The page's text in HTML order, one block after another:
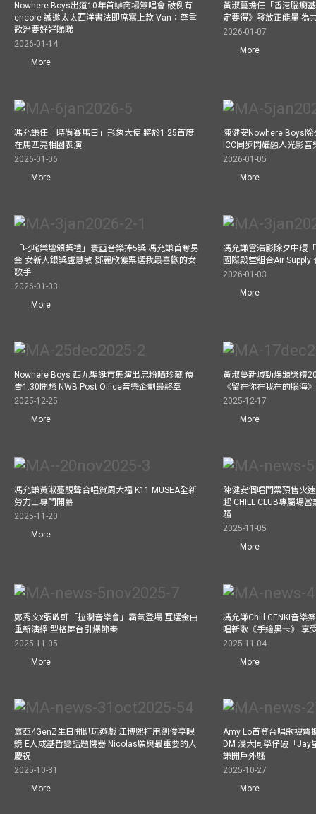
Nowhere Boys出道10年首辦商場簽唱會 破例有
encore 誠邀太太西洋書法即席寫上款 Van：尊重
歌迷要好好睇睇
2026-01-14
More
黃淑蔓擔任「香港腦癇
定要得》發放正能量 為
2026-01-07
More
馮允謙任「時尚賽馬日」形象大使 將於1.25首度
在馬匹亮相圈表演
2026-01-06
More
陳健安Nowhere Boys
ICC同步閃耀融入光影音
2026-01-05
More
「叱咤樂壇頒獎禮」寰亞音樂捧5獎 馮允謙首奪男
金 女新人銀獎盧慧敏 鄧麗欣獲票選我最喜歡的女
歌手
2026-01-03
More
馮允謙雲浩影除夕中環
國際殿堂組合Air Supply
2026-01-03
More
Nowhere Boys 西九聖誕市集演出忠粉晒珍藏 預
告1.30開騷 NWB Post Office音樂企劃最終章
2025-12-25
More
黃淑蔓新城勁爆頒獎禮
《留在你在我在的腦海
2025-12-17
More
馮允謙黃淑蔓靚聲合唱賀周大福 K11 MUSEA全新
勞力士專門開幕
2025-11-20
More
陳健安個唱門票預售火
起 CHILL CLUB專屬場
騷
2025-11-05
More
鄭秀文x張敬軒「拉濶音樂會」霸氣登場 互選金曲
重新演繹 型格舞台引爆節奏
2025-11-05
More
馮允謙Chill GENKI音樂
唱新歌《手繪黑卡》 享
2025-11-04
More
寰亞4GenZ生日開趴玩遊戲 江博熙打甩劉俊亨眼
鏡 E人成基哲變話題機器 Nicolas願與最重要的人
慶祝
2025-10-31
More
Amy Lo首登台唱歌被震
DM 浸大同學仔破「Jay
謙開戶外騷
2025-10-27
More